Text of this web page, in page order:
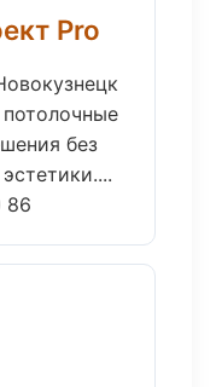
Pro
без
86